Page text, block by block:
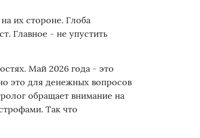
их стороне. Глоба
Главное - не упустить
Май 2026 года - это
это для денежных вопросов
обращает внимание на
Так что